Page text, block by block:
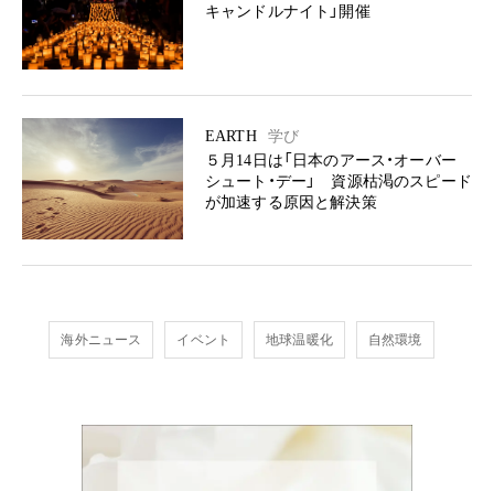
キャンドルナイト」開催
EARTH
学び
５月14日は「日本のアース・オーバー
シュート・デー」 資源枯渇のスピード
が加速する原因と解決策
海外ニュース イベント 地球温暖化 自然環境